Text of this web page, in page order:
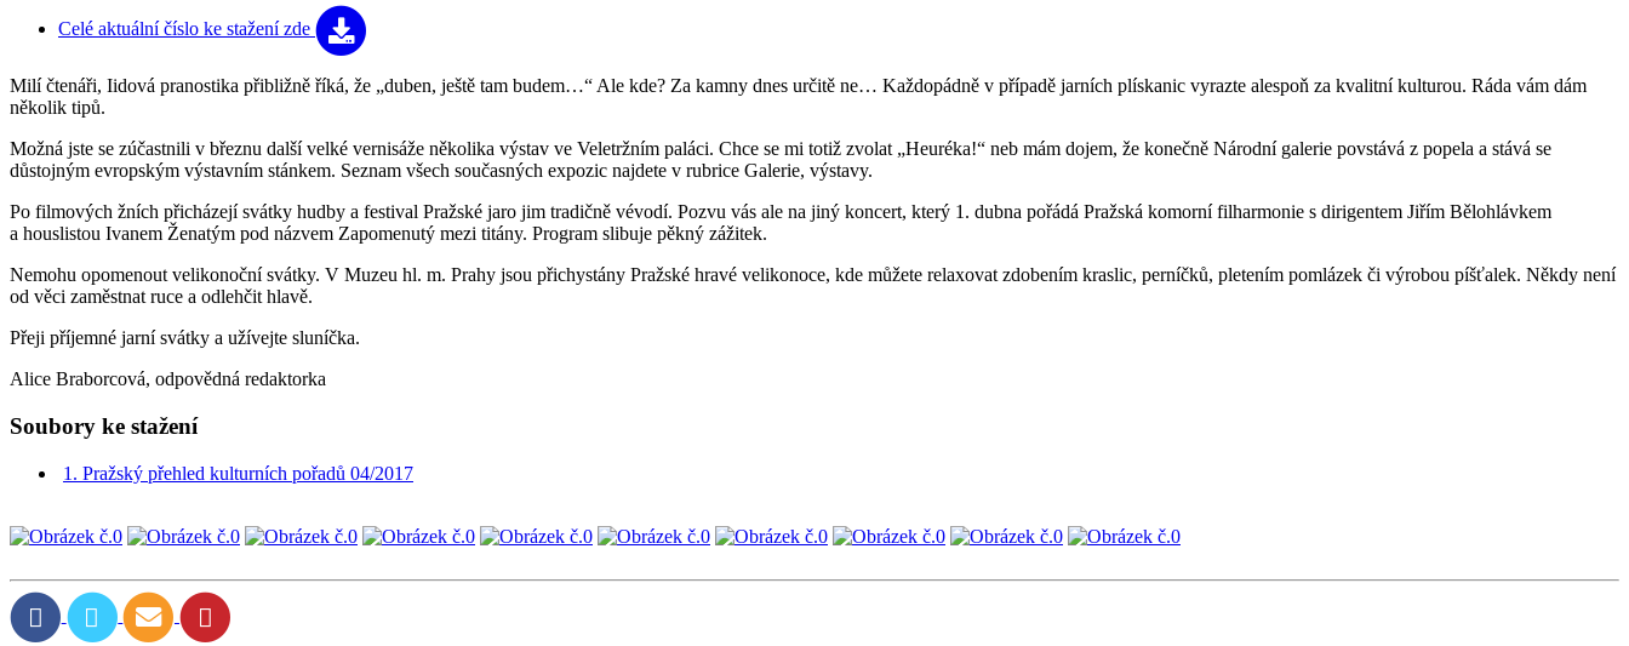
Celé aktuální číslo ke stažení zde
Milí čtenáři, Iidová pranostika přibližně říká, že „duben, ještě tam budem…“ Ale kde? Za kamny dnes určitě ne… Každopádně v případě jarních plískanic vyrazte alespoň za kvalitní kulturou. Ráda vám dám
několik tipů.
Možná jste se zúčastnili v březnu další velké vernisáže několika výstav ve Veletržním paláci. Chce se mi totiž zvolat „Heuréka!“ neb mám dojem, že konečně Národní galerie povstává z popela a stává se
důstojným evropským výstavním stánkem. Seznam všech současných expozic najdete v rubrice Galerie, výstavy.
Po filmových žních přicházejí svátky hudby a festival Pražské jaro jim tradičně vévodí. Pozvu vás ale na jiný koncert, který 1. dubna pořádá Pražská komorní filharmonie s dirigentem Jiřím Bělohlávkem
a houslistou Ivanem Ženatým pod názvem Zapomenutý mezi titány. Program slibuje pěkný zážitek.
Nemohu opomenout velikonoční svátky. V Muzeu hl. m. Prahy jsou přichystány Pražské hravé velikonoce, kde můžete relaxovat zdobením kraslic, perníčků, pletením pomlázek či výrobou píšťalek. Někdy není
od věci zaměstnat ruce a odlehčit hlavě.
Přeji příjemné jarní svátky a užívejte sluníčka.
Alice Braborcová, odpovědná redaktorka
Soubory ke stažení
1. Pražský přehled kulturních pořadů 04/2017